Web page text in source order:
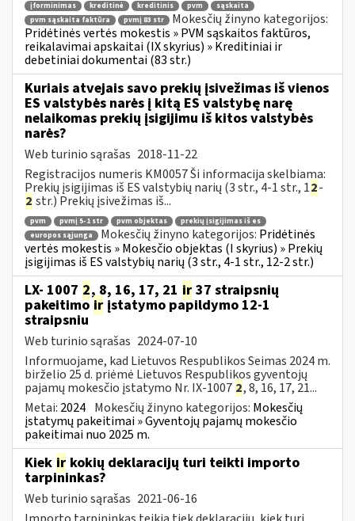
įforminimas kreditinė kreditinis pvm
sąskaita
pvm sąskaita faktūra
pvmį 83 str
Mokesčių žinyno kategorijos:
Pridėtinės vertės mokestis » PVM sąskaitos faktūros,
reikalavimai apskaitai (IX skyrius) » Kreditiniai ir
debetiniai dokumentai (83 str.)
Kuriais atvejais savo prekių įsivežimas iš vienos
ES valstybės narės į kitą ES valstybę narę
nelaikomas prekių įsigijimu iš kitos valstybės
narės?
Web turinio sąrašas 2018-11-22
Registracijos numeris KM0057 Ši informacija skelbiama:
Prekių įsigijimas iš ES valstybių narių (3 str., 4-1 str., 12-
2 str.) Prekių įsivežimas iš...
pvm pvmį 5-1 str pvm objektas
prekių įsigijimas iš es
europos sąjunga
Mokesčių žinyno kategorijos: Pridėtinės
vertės mokestis » Mokesčio objektas (I skyrius) » Prekių
įsigijimas iš ES valstybių narių (3 str., 4-1 str., 12-2 str.)
LX- 1007 2, 8, 16, 17, 21 ir 37 straipsnių
pakeitimo ir įstatymo papildymo 12-1
straipsniu
Web turinio sąrašas 2024-07-10
Informuojame, kad Lietuvos Respublikos Seimas 2024 m.
birželio 25 d. priėmė Lietuvos Respublikos gyventojų
pajamų mokesčio įstatymo Nr. IX-1007 2, 8, 16, 17, 21...
Metai: 2024 Mokesčių žinyno kategorijos: Mokesčių
įstatymų pakeitimai » Gyventojų pajamų mokesčio
pakeitimai nuo 2025 m.
Kiek ir kokių deklaracijų turi teikti importo
tarpininkas?
Web turinio sąrašas 2021-06-16